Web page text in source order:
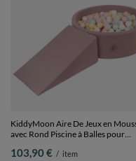
KiddyMoon Aire De Jeux en
avec Rond Piscine à Balles pour
pastel/blanc/menthe/rose poudré,
103,90 € / item